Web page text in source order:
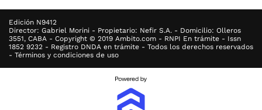
Edición N9412
Director: Gabriel Morini - Propietario: Nefir S.A. - Domicilio: Olleros
3551, CABA - Copyright © 2019 Ambito.com - RNPI En trámite - Issn
1852 9232 - Registro DNDA en trámite - Todos los derechos reservados
- Términos y condiciones de uso